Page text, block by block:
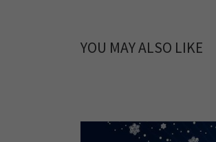
YOU MAY ALSO LIKE